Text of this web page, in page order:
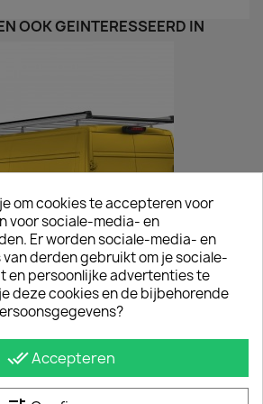
OOK GEÏNTERESSEERD IN
TÜV Fiat Ducato 2006+
€ 847,00incl. btw
om cookies te accepteren voor
voor sociale-media- en
Er worden sociale-media- en
derden gebruikt om je sociale-
en persoonlijke advertenties te
deze cookies en de bijbehorende
done_allAccepteren